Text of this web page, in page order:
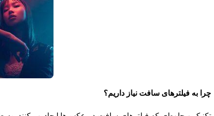
چرا به فیلترهای سافت نیاز داریم؟